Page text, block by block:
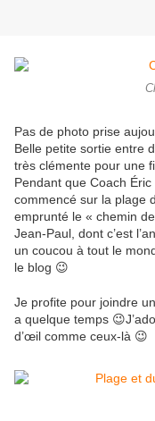
Pas de photo prise
Belle petite sortie entre
très clémente pour une
Pendant que Coach
commencé sur la plage
emprunté le « chemin
Jean-Paul, dont c’est
un coucou à tout le
le blog 😉
Je profite pour joindre
a quelque temps
d’œil comme ceux-là 😉